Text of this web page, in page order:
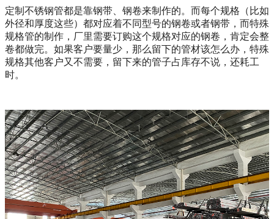
定制不锈钢管都是靠钢带、钢卷来制作的。而每个规格（比如
外径和厚度这些）都对应着不同型号的钢卷或者钢带，而特殊
规格管的制作，厂里需要订购这个规格对应的钢卷，肯定会整
卷都做完。如果客户要量少，那么留下的管材该怎么办，特殊
规格其他客户又不需要，留下来的管子占库存不说，还耗工
时。